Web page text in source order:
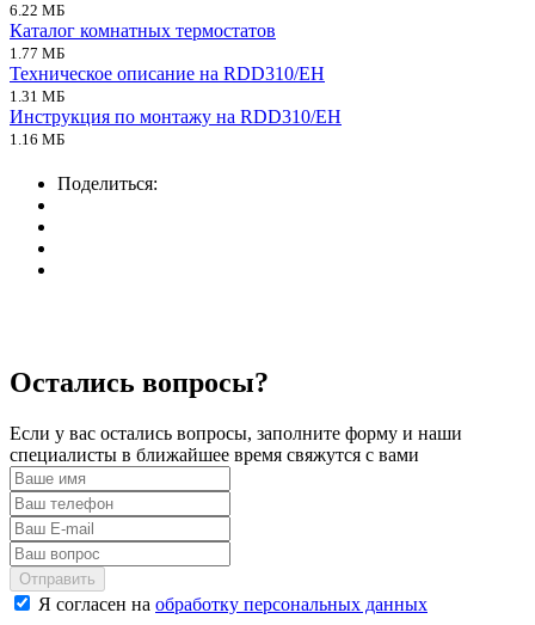
6.22 МБ
Каталог комнатных термостатов
1.77 МБ
Техническое описание на RDD310/EH
1.31 МБ
Инструкция по монтажу на RDD310/EH
1.16 МБ
Поделиться:
Остались вопросы?
Если у вас остались вопросы, заполните форму и наши
специалисты в ближайшее время свяжутся с вами
Отправить
Я согласен на обработку персональных данных